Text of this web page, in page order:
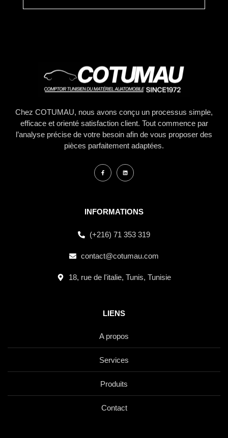
Chez COTUMAU, nous avons conçu un processus simple,
efficace et orienté satisfaction client. Tout commence par
l’analyse précise de votre besoin afin de vous proposer des
pièces parfaitement adaptées.
INFORMATIONS
(+216) 71 353 319
contact@cotumau.com
18, rue de l'italie, Tunis, Tunisie
LIENS
A propos
Services
Produits
Contact